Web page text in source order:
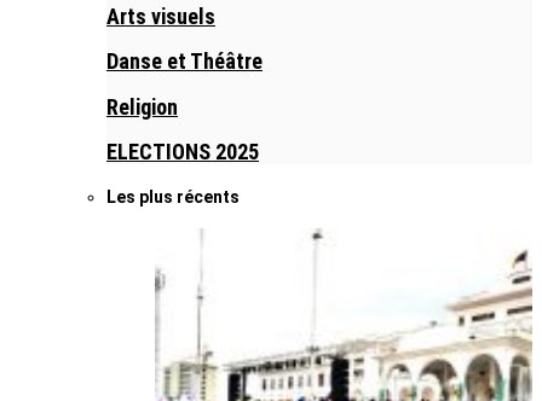
Arts visuels
Danse et Théâtre
Religion
ELECTIONS 2025
Les plus récents